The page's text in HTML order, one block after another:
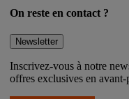
On reste en contact ?
Newsletter
Inscrivez-vous à notre
offres exclusives en avant-